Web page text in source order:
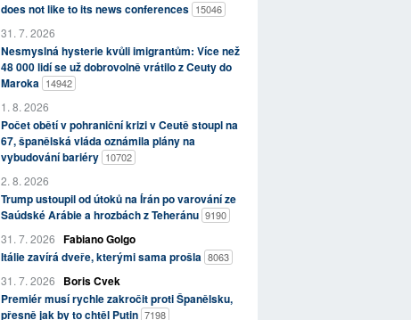
does not like to its news conferences 15046
31. 7. 2026
Nesmyslná hysterie kvůli imigrantům: Více než
48 000 lidí se už dobrovolně vrátilo z Ceuty do
Maroka 14942
1. 8. 2026
Počet obětí v pohraniční krizi v Ceutě stoupl na
67, španělská vláda oznámila plány na
vybudování bariéry 10702
2. 8. 2026
Trump ustoupil od útoků na Írán po varování ze
Saúdské Arábie a hrozbách z Teheránu 9190
31. 7. 2026 Fabiano Golgo
Itálie zavírá dveře, kterými sama prošla 8063
31. 7. 2026
Boris Cvek
Premiér musí rychle zakročit proti Španělsku,
přesně jak by to chtěl Putin 7198